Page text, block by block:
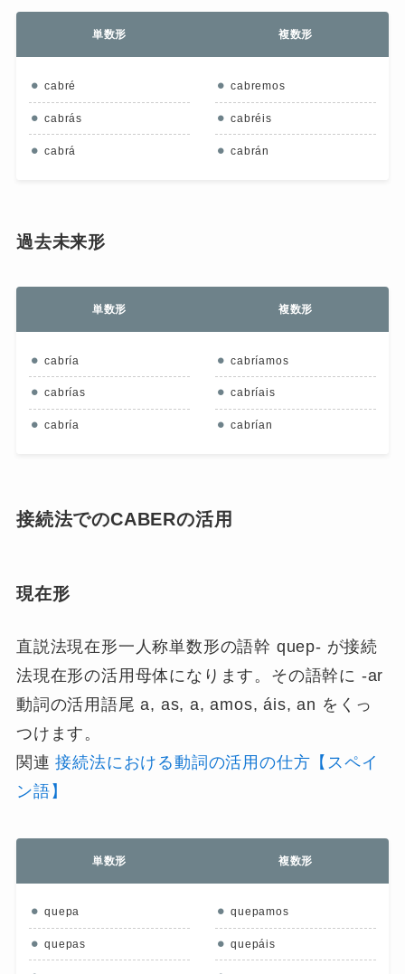
単数形 複数形
cabré
cabrás
cabrá
cabremos
cabréis
cabrán
過去未来形
単数形 複数形
cabría
cabrías
cabría
cabríamos
cabríais
cabrían
接続法でのCABERの活用
現在形
直説法現在形一人称単数形の語幹 quep- が接続
法現在形の活用母体になります。その語幹に -ar
動詞の活用語尾 a, as, a, amos, áis, an をくっ
つけます。
関連 接続法における動詞の活用の仕方【スペイ
ン語】
単数形 複数形
quepa
quepas
quepamos
quepáis